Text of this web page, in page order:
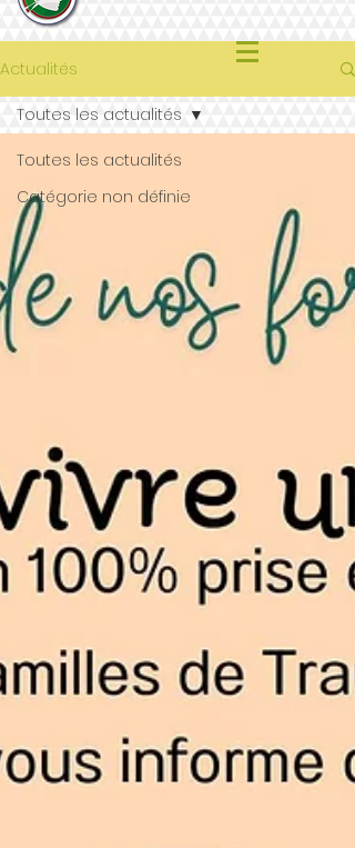
Actualités
Toutes les actualités
Catégorie non définie
Toutes les actualités